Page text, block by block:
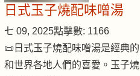
日式玉子燒配味噌湯
七 09, 2025點擊數: 1166
📜日式玉子燒配味噌湯是經典
和世界各地人們的喜愛。玉子